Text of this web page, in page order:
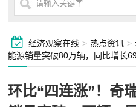
经济观察在线 > 热点资讯 >
能源销量突破80万辆，同比增长
环比“四连涨”！奇